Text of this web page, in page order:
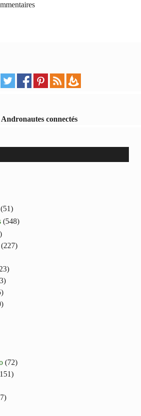
Andronautes connectés
(51)
(548)
(227)
(72)